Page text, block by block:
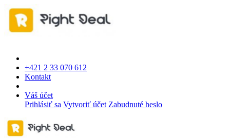
+421 2 33 070 612
Kontakt
Váš účet
Prihlásiť sa Vytvoriť účet Zabudnuté heslo